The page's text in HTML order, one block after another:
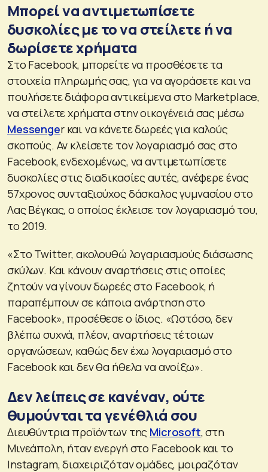
Μπορεί να αντιμετωπίσετε
δυσκολίες με το να στείλετε ή να
δωρίσετε χρήματα
Στο Facebook, μπορείτε να προσθέσετε τα
στοιχεία πληρωμής σας, για να αγοράσετε και να
πουλήσετε διάφορα αντικείμενα στο Marketplace,
να στείλετε χρήματα στην οικογένειά σας μέσω
Messenger και να κάνετε δωρεές για καλούς
σκοπούς. Αν κλείσετε τον λογαριασμό σας στο
Facebook, ενδεχομένως, να αντιμετωπίσετε
δυσκολίες στις διαδικασίες αυτές, ανέφερε ένας
57χρονος συνταξιούχος δάσκαλος γυμνασίου στο
Λας Βέγκας, ο οποίος έκλεισε τον λογαριασμό του,
το 2019.
«Στο Twitter, ακολουθώ λογαριασμούς διάσωσης
σκύλων. Και κάνουν αναρτήσεις στις οποίες
ζητούν να γίνουν δωρεές στο Facebook, ή
παραπέμπουν σε κάποια ανάρτηση στο
Facebook», προσέθεσε ο ίδιος. «Ωστόσο, δεν
βλέπω συχνά, πλέον, αναρτήσεις τέτοιων
οργανώσεων, καθώς δεν έχω λογαριασμό στο
Facebook και δεν θα ήθελα να ανοίξω».
Δεν λείπεις σε κανέναν, ούτε
θυμούνται τα γενέθλιά σου
Διευθύντρια προϊόντων της Microsoft, στη
Μινεάπολη, ήταν ενεργή στο Facebook και το
Instagram, διαχειριζόταν ομάδες, μοιραζόταν